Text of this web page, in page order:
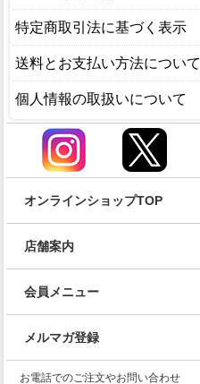
特定商取引法に基づく表示
送料とお支払い方法について
個人情報の取扱いについて
オンラインショップTOP
店舗案内
会員メニュー
メルマガ登録
お電話でのご注文やお問い合わせ